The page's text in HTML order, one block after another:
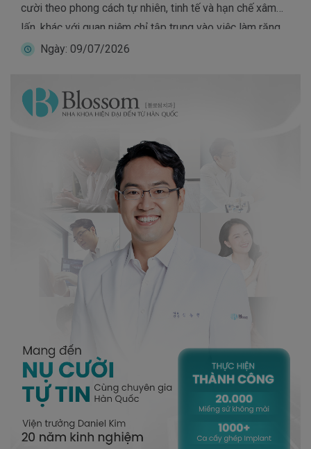
cười theo phong cách tự nhiên, tinh tế và hạn chế xâm
lấn. khác với quan niệm chỉ tập trung vào việc làm răng
trắng hơn hoặc đều hơn, dán sứ hàn […]
Ngày: 09/07/2026